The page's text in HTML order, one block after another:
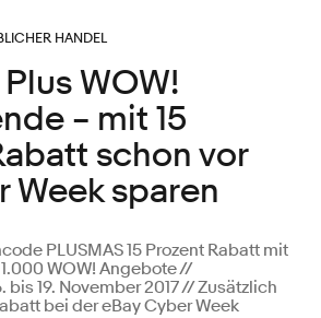
HANDEL
WOW!
– mit 15
schon vor
Week sparen
PLUSMAS 15 Prozent Rabatt mit
WOW! Angebote //
bis 19. November 2017 // Zusätzlich
bei der eBay Cyber Week